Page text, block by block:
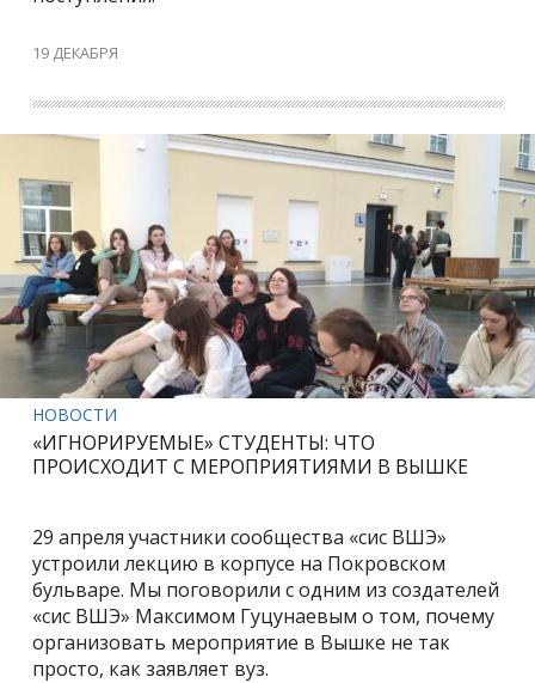
19 ДЕКАБРЯ
НОВОСТИ
«ИГНОРИРУЕМЫЕ» СТУДЕНТЫ: ЧТО
ПРОИСХОДИТ С МЕРОПРИЯТИЯМИ В ВЫШКЕ
29 апреля участники сообщества «сис ВШЭ»
устроили лекцию в корпусе на Покровском
бульваре. Мы поговорили с одним из создателей
«сис ВШЭ» Максимом Гуцунаевым о том, почему
организовать мероприятие в Вышке не так
просто, как заявляет вуз.